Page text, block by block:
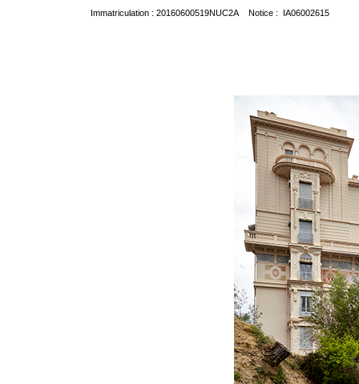
Immatriculation : 20160600519NUC2A Notice : IA06002615